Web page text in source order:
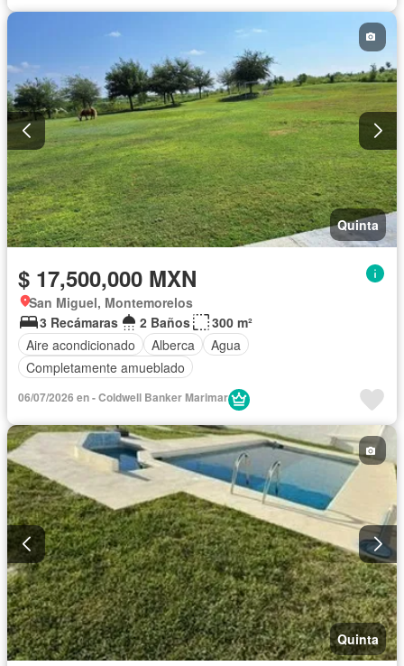
Quinta
$ 17,500,000 MXN
San Miguel, Montemorelos
3 Recámaras
2 Baños
300 m²
Aire acondicionado
Alberca
Agua
Completamente amueblado
06/07/2026 en - Coldwell Banker Marimar
Quinta